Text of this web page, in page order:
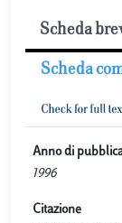
Scheda
Scheda
Anno di
1996
Citazione